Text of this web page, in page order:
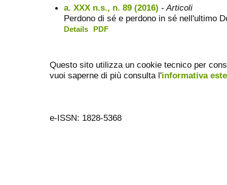
a. XXX n.s., n. 89 (2016) - Articoli
Perdono di sé e perdono in sé nell'ultimo
Details PDF
Questo sito utilizza un cookie tecnico per
vuoi saperne di più consulta l'informativa
e-ISSN: 1828-5368